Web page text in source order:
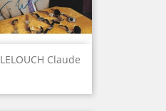
LELOUCH Claude